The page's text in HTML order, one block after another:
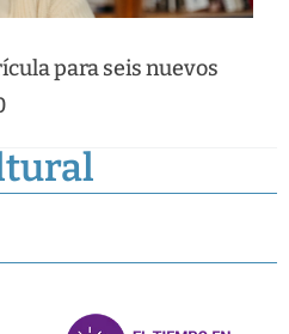
para seis nuevos